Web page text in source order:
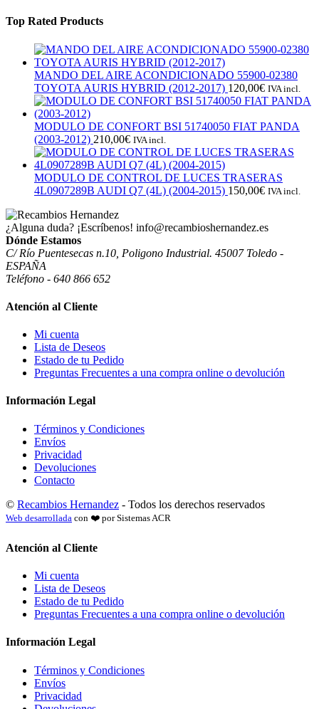
Top Rated Products
MANDO DEL AIRE ACONDICIONADO 55900-02380
TOYOTA AURIS HYBRID (2012-2017) 120,00€ IVA incl.
MODULO DE CONFORT BSI 51740050 FIAT PANDA
(2003-2012) 210,00€ IVA incl.
MODULO DE CONTROL DE LUCES TRASERAS
4L0907289B AUDI Q7 (4L) (2004-2015) 150,00€ IVA incl.
¿Alguna duda? ¡Escríbenos! info@recambioshernandez.es
Dónde Estamos
C/ Río Puentesecas n.10, Poligono Industrial. 45007 Toledo -
ESPAÑA
Teléfono - 640 866 652
Atención al Cliente
Mi cuenta
Lista de Deseos
Estado de tu Pedido
Preguntas Frecuentes a una compra online o devolución
Información Legal
Términos y Condiciones
Envíos
Privacidad
Devoluciones
Contacto
© Recambios Hernandez - Todos los derechos reservados
Web desarrollada con ❤️ por Sistemas ACR
Atención al Cliente
Mi cuenta
Lista de Deseos
Estado de tu Pedido
Preguntas Frecuentes a una compra online o devolución
Información Legal
Términos y Condiciones
Envíos
Privacidad